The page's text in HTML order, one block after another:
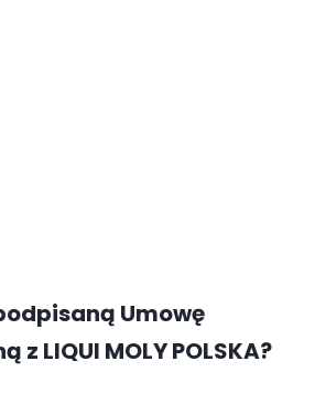
Umowę
LIQUI MOLY POLSKA?